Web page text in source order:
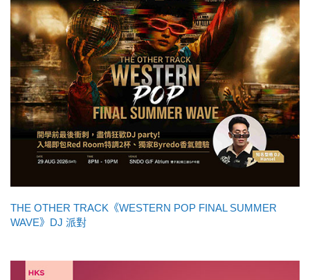
THE OTHER TRACK《WESTERN POP FINAL SUMMER
WAVE》DJ 派對